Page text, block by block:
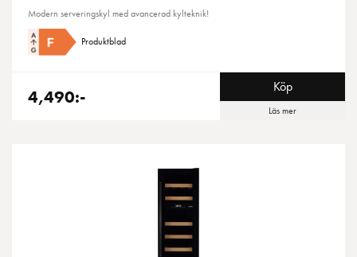
Modern serveringskyl med avancerad kylteknik!
Produktblad
4,490:- Köp
Läs mer